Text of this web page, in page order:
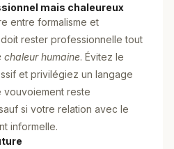
mais chaleureux
entre formalisme et
rester professionnelle tout
chaleur humaine. Évitez le
et privilégiez un langage
vouvoiement reste
si votre relation avec le
informelle.